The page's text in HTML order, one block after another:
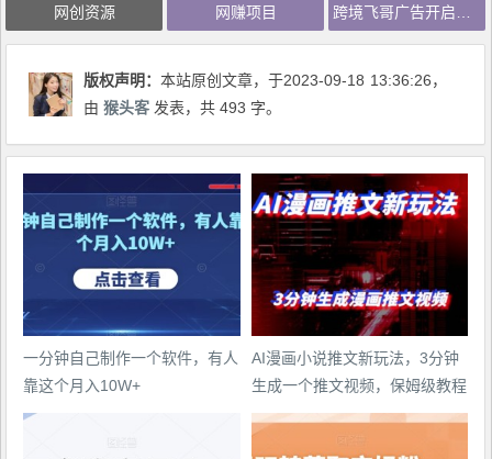
网创资源 网赚项目
版权声明：本站原创文章，于2023-09-18 13:36:26，
由猴头客 发表，共 493 字。
一分钟自己制作一个软件，有人
靠这个月入10W+
AI漫画小说推文新玩法，3分钟
生成一个推文视频，保姆级教程
【配项目操作和软件教程】